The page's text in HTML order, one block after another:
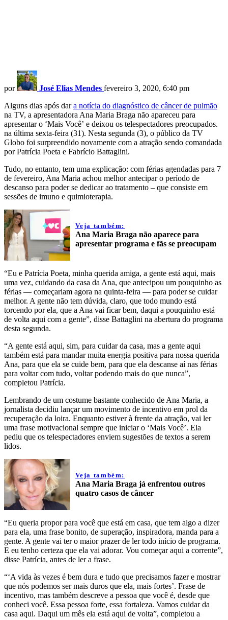
por José Elias Mendes fevereiro 3, 2020, 6:40 pm
Alguns dias após dara notícia do diagnóstico de câncer de pulmão
na TV, a apresentadora Ana Maria Braga não apareceu para
apresentar o ‘Mais Você’ e deixou os telespectadores preocupados.
na última sexta-feira (31). Nesta segunda (3), o público da TV
Globo foi surpreendido novamente com a atração sendo comandada
por Patrícia Poeta e Fabrício Battaglini.
Tudo, no entanto, tem uma explicação: com férias agendadas para 7
de fevereiro, Ana Maria achou melhor antecipar o período de
descanso para poder se dedicar ao tratamento – que consiste em
sessões de imuno e quimioterapia.
Veja também:
Ana Maria Braga não aparece para
apresentar programa e fãs se preocupam
“Eu e Patrícia Poeta, minha querida amiga, a gente está aqui, mais
uma vez, cuidando da casa da Ana, que antecipou um pouquinho as
férias — começariam agora na quinta-feira — para poder se cuidar
melhor. A gente não tem dúvida, claro, que todo mundo está
torcendo por ela, que a Ana vai ficar bem, daqui a pouquinho está
de volta aqui com a gente”, disse Battaglini na abertura do programa
desta segunda.
“A gente está aqui, sim, para cuidar da casa, mas a gente aqui
também está para mandar muita energia positiva para nossa querida
Ana, para que ela se cuide bem, para que ela descanse aí nas férias
para voltar com tudo, voltar podendo mais do que nunca”,
completou Patrícia.
Lembrando de um costume bastante conhecido de Ana Maria, a
jornalista decidiu lançar um movimento de incentivo em prol da
recuperação da loira. Enquanto estiver à frente da atração, vai ler
uma frase motivacional sempre que iniciar o ‘Mais Você’. Ela
pediu que os telespectadores enviem sugestões de textos a serem
lidos.
Veja também:
Ana Maria Braga já enfrentou outros
quatro casos de câncer
“Eu queria propor para você que está em casa, que tem algo a dizer
para ela, uma frase bonito, de superação, inspiradora, manda para a
gente. A gente vai ter o maior prazer de ler todo início de programa.
E eu tenho certeza que ela vai adorar. Vou começar aqui a corrente”,
disse Patrícia, antes de ler a frase.
“‘A vida às vezes é bem dura e tudo que precisamos fazer e mostrar
que nós podemos ser mais duros que ela, mais fortes’. Frase de
incentivo, mas também descreve a pessoa que você é, desde que
conheci você. Essa pessoa forte, essa fortaleza. Vamos cuidar da
casa aqui. Daqui um mês ela está aqui de volta”, completou a